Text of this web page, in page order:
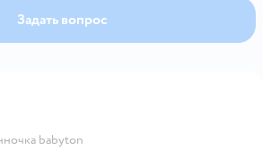
мал, мы рекомендуем
и учитывать эти особенности
можете обратиться на горячую
Задать вопрос
babyton